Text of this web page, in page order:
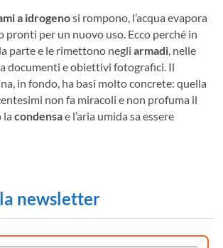
a idrogenosi rompono, l’acqua evapora
pronti per un nuovo uso. Ecco perché in
parte e le rimettono negli armadi, nelle
documenti e obiettivi fotografici. Il
in fondo, ha basi molto concrete: quella
non fa miracoli e non profuma il
la condensae l’aria umida sa essere
newsletter